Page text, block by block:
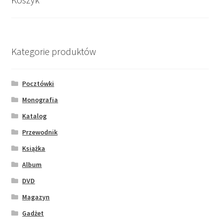
Kategorie produktów
Pocztówki
Monografia
Katalog
Przewodnik
Książka
Album
DVD
Magazyn
Gadżet